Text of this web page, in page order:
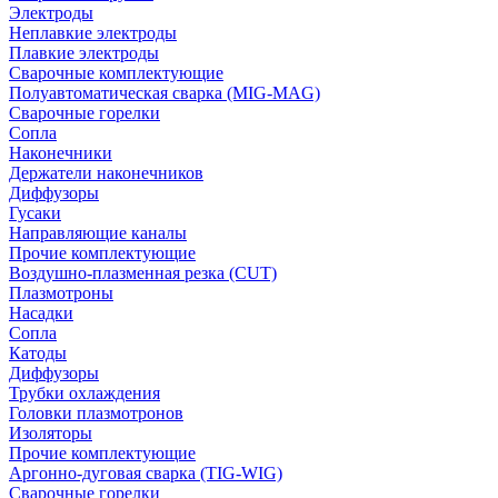
Электроды
Неплавкие электроды
Плавкие электроды
Сварочные комплектующие
Полуавтоматическая сварка (MIG-MAG)
Сварочные горелки
Сопла
Наконечники
Держатели наконечников
Диффузоры
Гусаки
Направляющие каналы
Прочие комплектующие
Воздушно-плазменная резка (CUT)
Плазмотроны
Насадки
Сопла
Катоды
Диффузоры
Трубки охлаждения
Головки плазмотронов
Изоляторы
Прочие комплектующие
Аргонно-дуговая сварка (TIG-WIG)
Сварочные горелки